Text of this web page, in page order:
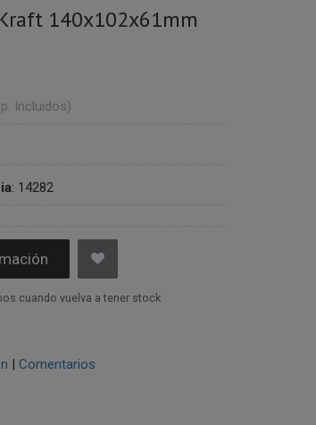
140x102x61mm
Incluidos)
: 14282
cuando vuelva a tener stock
| Comentarios